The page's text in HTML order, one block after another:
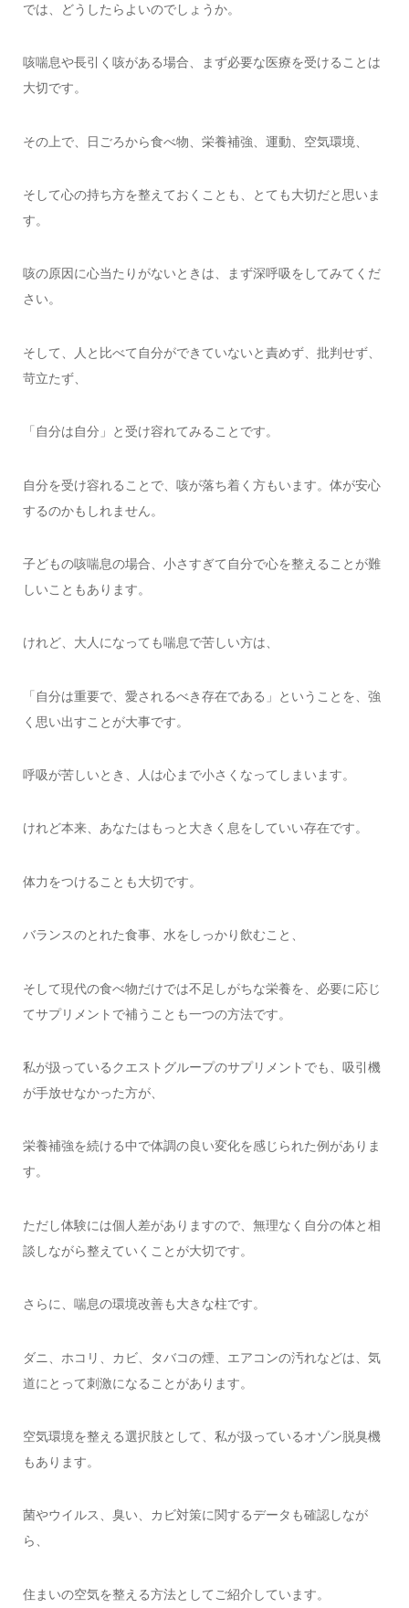
では、どうしたらよいのでしょうか。
咳喘息や長引く咳がある場合、まず必要な医療を受けることは
大切です。
その上で、日ごろから食べ物、栄養補強、運動、空気環境、
そして心の持ち方を整えておくことも、とても大切だと思いま
す。
咳の原因に心当たりがないときは、まず深呼吸をしてみてくだ
さい。
そして、人と比べて自分ができていないと責めず、批判せず、
苛立たず、
「自分は自分」と受け容れてみることです。
自分を受け容れることで、咳が落ち着く方もいます。体が安心
するのかもしれません。
子どもの咳喘息の場合、小さすぎて自分で心を整えることが難
しいこともあります。
けれど、大人になっても喘息で苦しい方は、
「自分は重要で、愛されるべき存在である」ということを、強
く思い出すことが大事です。
呼吸が苦しいとき、人は心まで小さくなってしまいます。
けれど本来、あなたはもっと大きく息をしていい存在です。
体力をつけることも大切です。
バランスのとれた食事、水をしっかり飲むこと、
そして現代の食べ物だけでは不足しがちな栄養を、必要に応じ
てサプリメントで補うことも一つの方法です。
私が扱っているクエストグループのサプリメントでも、吸引機
が手放せなかった方が、
栄養補強を続ける中で体調の良い変化を感じられた例がありま
す。
ただし体験には個人差がありますので、無理なく自分の体と相
談しながら整えていくことが大切です。
さらに、喘息の環境改善も大きな柱です。
ダニ、ホコリ、カビ、タバコの煙、エアコンの汚れなどは、気
道にとって刺激になることがあります。
空気環境を整える選択肢として、私が扱っているオゾン脱臭機
もあります。
菌やウイルス、臭い、カビ対策に関するデータも確認しなが
ら、
住まいの空気を整える方法としてご紹介しています。